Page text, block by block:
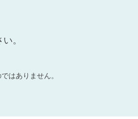
。
はありません。